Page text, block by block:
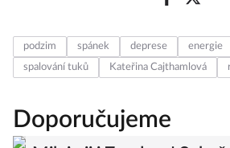
podzim spánek deprese energie
spalování tuků
Kateřina Cajthamlová
Doporučujeme